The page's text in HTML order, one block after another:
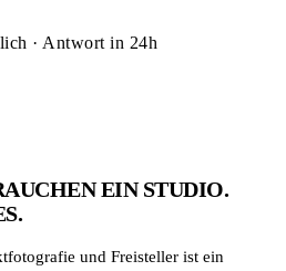
· Antwort in 24h
EIN STUDIO.
und Freisteller ist ein